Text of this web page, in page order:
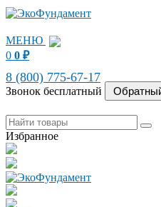
МЕНЮ
0 0 ₽
8 (800) 775-67-17
Звонок бесплатный
Избранное